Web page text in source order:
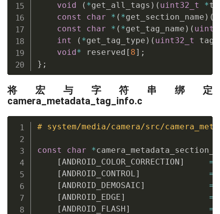
void
( *get_all_tags ) ( uint32_t *
const
char * ( *get_section_name ) (
const
char * ( *get_tag_name ) (
int
( *get_tag_type ) ( uint32_t tag
void* reserved [ 8] ;
} ;
将宏与字符串绑定
camera_metadata_tag_info.c
# system/media/camera/src/
const char *
[ANDROID_COLOR_CORRECTION] =
[ANDROID_CONTROL] =
[ANDROID_DEMOSAIC] =
[ANDROID_EDGE] =
[ANDROID_FLASH] =